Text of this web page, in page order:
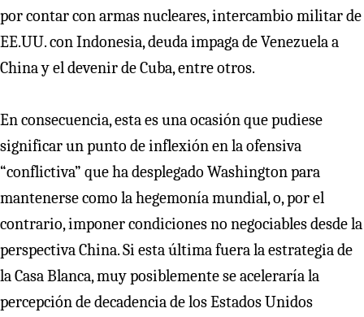
por contar con armas nucleares, intercambio militar de
EE.UU. con Indonesia, deuda impaga de Venezuela a
China y el devenir de Cuba, entre otros.
En consecuencia, esta es una ocasión que pudiese
significar un punto de inflexión en la ofensiva
“conflictiva” que ha desplegado Washington para
mantenerse como la hegemonía mundial, o, por el
contrario, imponer condiciones no negociables desde la
perspectiva China. Si esta última fuera la estrategia de
la Casa Blanca, muy posiblemente se aceleraría la
percepción de decadencia de los Estados Unidos